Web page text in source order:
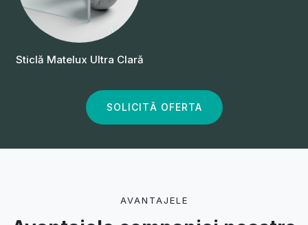
Sticlă Matelux Ultra Clară
SOLICITĂ OFERTA
AVANTAJELE